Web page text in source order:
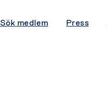
Sök medlem Press